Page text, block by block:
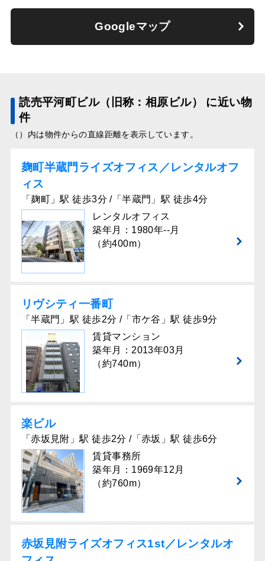
Googleマップ
読売平河町ビル（旧称：相原ビル） に近い物
件
（）内は物件からの直線距離を表示しています。
麹町半蔵門ライズオフィス／レンタルオフ
ィス
「麹町」駅 徒歩3分 /「半蔵門」駅 徒歩4分
レンタルオフィス
築年月：1980年--月
（約400m）
リヴシティ⼀番町
「半蔵門」駅 徒歩2分 /「市ケ谷」駅 徒歩9分
賃貸マンション
築年月：2013年03月
（約740m）
楽ビル
「赤坂見附」駅 徒歩2分 /「赤坂」駅 徒歩6分
賃貸事務所
築年月：1969年12月
（約760m）
赤坂見附ライズオフィス1st／レンタルオ